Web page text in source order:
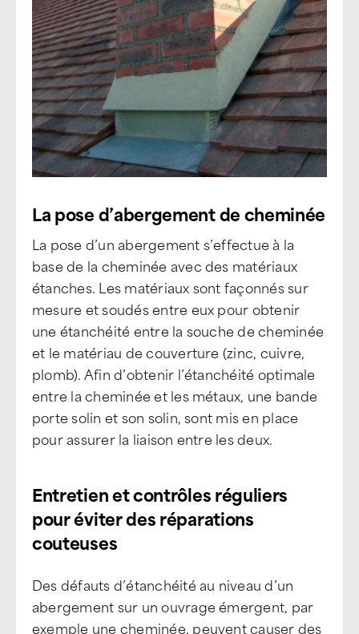
La pose d’abergement de cheminée
La pose d’un abergement s’effectue à la
base de la cheminée avec des matériaux
étanches. Les matériaux sont façonnés sur
mesure et soudés entre eux pour obtenir
une étanchéité entre la souche de cheminée
et le matériau de couverture (zinc, cuivre,
plomb). Afin d’obtenir l’étanchéité optimale
entre la cheminée et les métaux, une bande
porte solin et son solin, sont mis en place
pour assurer la liaison entre les deux.
Entretien et contrôles réguliers
pour éviter des réparations
couteuses
Des défauts d’étanchéité au niveau d’un
abergement sur un ouvrage émergent, par
exemple une cheminée, peuvent causer des